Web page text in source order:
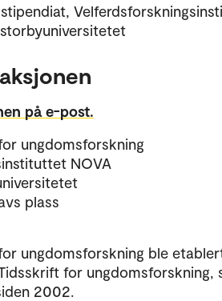
på e-post.
ungdomsforskning
NOVA
plass
ungdomsforskning ble
for ungdomsforskning,
2002.